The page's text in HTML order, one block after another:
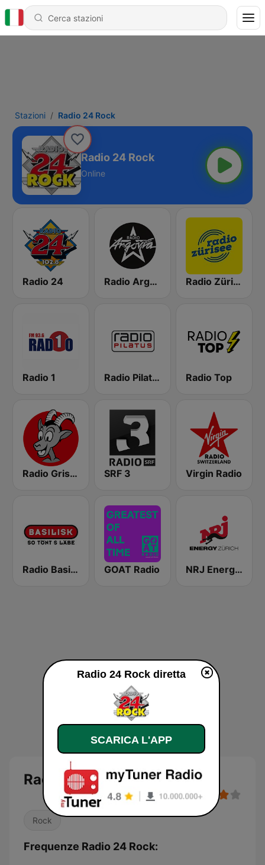
Stazioni Radio 24 Rock
Radio 24 Rock
Online
Radio 24 Radio Argovia Radio Zürisee
Radio 1 Radio Pilatus Radio Top
Radio Grischa SRF 3 Virgin Radio
Radio Basilisk GOAT Radio NRJ Energy Zürich
Radio 24 Rock
Rock
Frequenze Radio 24 Rock:
Radio 24 Rock diretta
SCARICA L'APP